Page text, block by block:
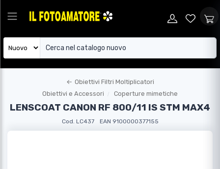
← Obiettivi Filtri Moltiplicatori
Obiettivi e Accessori
Coperture mimetiche
LENSCOAT CANON RF 800/11 IS STM MAX4
Cod. LC437 EAN 9100000377155